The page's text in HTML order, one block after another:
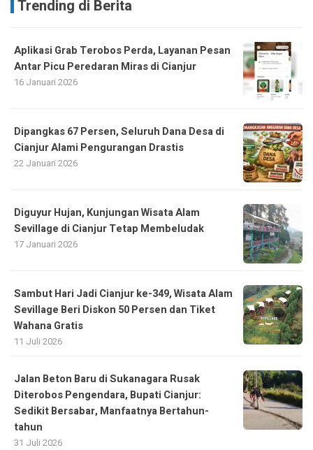
Trending di Berita
Aplikasi Grab Terobos Perda, Layanan Pesan
Antar Picu Peredaran Miras di Cianjur
16 Januari 2026
Dipangkas 67 Persen, Seluruh Dana Desa di
Cianjur Alami Pengurangan Drastis
22 Januari 2026
Diguyur Hujan, Kunjungan Wisata Alam
Sevillage di Cianjur Tetap Membeludak
17 Januari 2026
Sambut Hari Jadi Cianjur ke-349, Wisata Alam
Sevillage Beri Diskon 50 Persen dan Tiket
Wahana Gratis
11 Juli 2026
Jalan Beton Baru di Sukanagara Rusak
Diterobos Pengendara, Bupati Cianjur:
Sedikit Bersabar, Manfaatnya Bertahun-
tahun
31 Juli 2026